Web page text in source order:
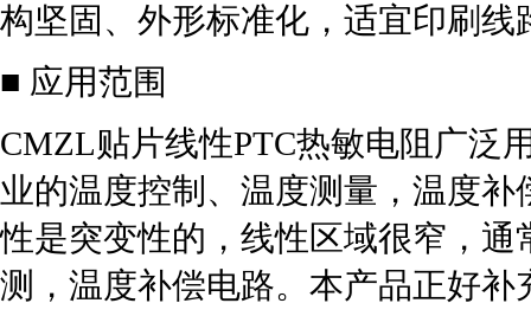
构坚固、外形标准化，适宜印刷线
■ 应用范围
CMZL贴片线性PTC热敏电阻广泛
业的温度控制、温度测量，温度
性是突变性的，线性区域很窄，
测，温度补偿电路。本产品正好